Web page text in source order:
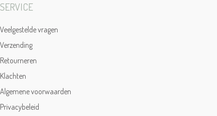
SERVICE
Veelgestelde vragen
Verzending
Retourneren
Klachten
Algemene voorwaarden
Privacybeleid